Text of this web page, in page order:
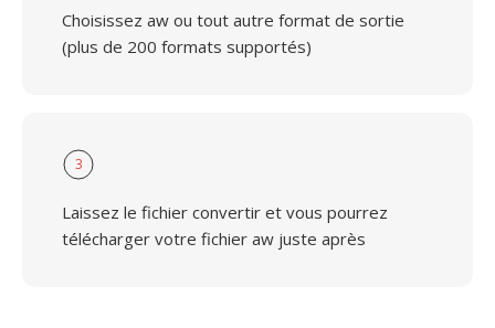
Choisissez aw ou tout autre format de sortie
(plus de 200 formats supportés)
3
Laissez le fichier convertir et vous pourrez
télécharger votre fichier aw juste après